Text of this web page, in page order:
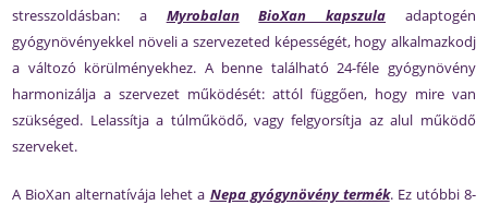
stresszoldásban: a Myrobalan BioXan kapszula adaptogén
gyógynövényekkel növeli a szervezeted képességét, hogy alkalmazkodj
a változó körülményekhez. A benne található 24-féle gyógynövény
harmonizálja a szervezet működését: attól függően, hogy mire van
szükséged. Lelassítja a túlműködő, vagy felgyorsítja az alul működő
szerveket.
A BioXan alternatívája lehet a Nepa gyógynövény termék. Ez utóbbi 8-